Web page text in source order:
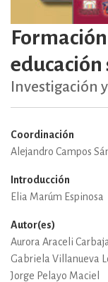
Investigación
Coordinación
Alejandro Campos
Introducción
Elia Marúm Espinosa
Autor(es)
Aurora Araceli
Gabriela Villanueva
Jorge Pelayo Maciel